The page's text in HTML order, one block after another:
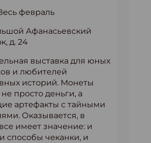
февраль
Афанасьевский
д. 24
выставка для юных
и любителей
историй. Монеты
просто деньги, а
артефакты с тайными
Оказывается, в
имеет значение: и
способы чеканки, и